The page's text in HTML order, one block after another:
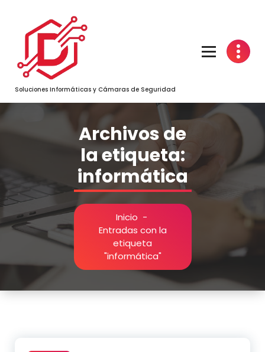
contenido
Soluciones Informáticas y Cámaras de Seguridad
Archivos de
la etiqueta:
informática
Inicio -
Entradas con la
etiqueta
"informática"